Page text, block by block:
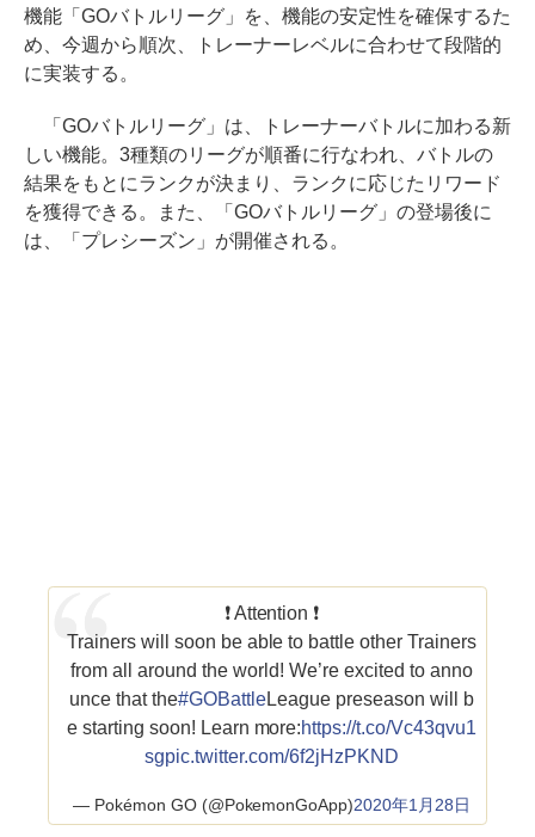
機能「GOバトルリーグ」を、機能の安定性を確保するた
め、今週から順次、トレーナーレベルに合わせて段階的
に実装する。
「GOバトルリーグ」は、トレーナーバトルに加わる新
しい機能。3種類のリーグが順番に行なわれ、バトルの
結果をもとにランクが決まり、ランクに応じたリワード
を獲得できる。また、「GOバトルリーグ」の登場後に
は、「プレシーズン」が開催される。
❗ Attention ❗
Trainers will soon be able to battle other Trainers
from all around the world! We’re excited to anno
unce that the#GOBattleLeague preseason will b
e starting soon! Learn more:https://t.co/Vc43qvu1
sgpic.twitter.com/6f2jHzPKND
— Pokémon GO (@PokemonGoApp)2020年1月28日